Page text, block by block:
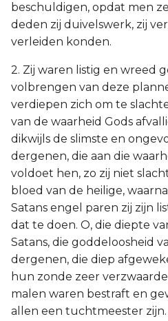
beschuldigen, opdat men
deden zij duivelswerk, zij
verleiden konden.
2. Zij waren listig en wreed
volbrengen van deze
verdiepen zich om te
van de waarheid Gods
dikwijls de slimste en
dergenen, die aan die
voldoet hen, zo zij niet
bloed van de heilige,
Satans engel paren zij zijn
dat te doen. O, die diepte
Satans, die goddeloosheid
dergenen, die diep
hun zonde zeer
malen waren bestraft en
allen een tuchtmeester